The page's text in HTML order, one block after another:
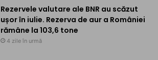
Rezervele valutare ale BNR au scăzut
ușor în iulie. Rezerva de aur a României
rămâne la 103,6 tone
4 zile în urmă